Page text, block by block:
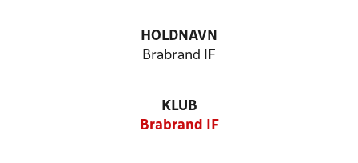
HOLDNAVN
Brabrand IF
KLUB
Brabrand IF